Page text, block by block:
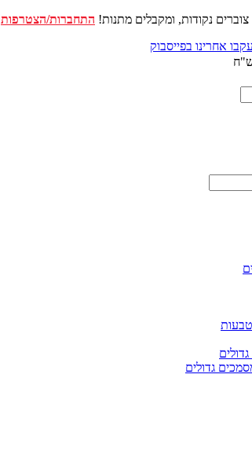
נקודות, ומקבלים מתנות! התחברות/הצטרפות
גדולים